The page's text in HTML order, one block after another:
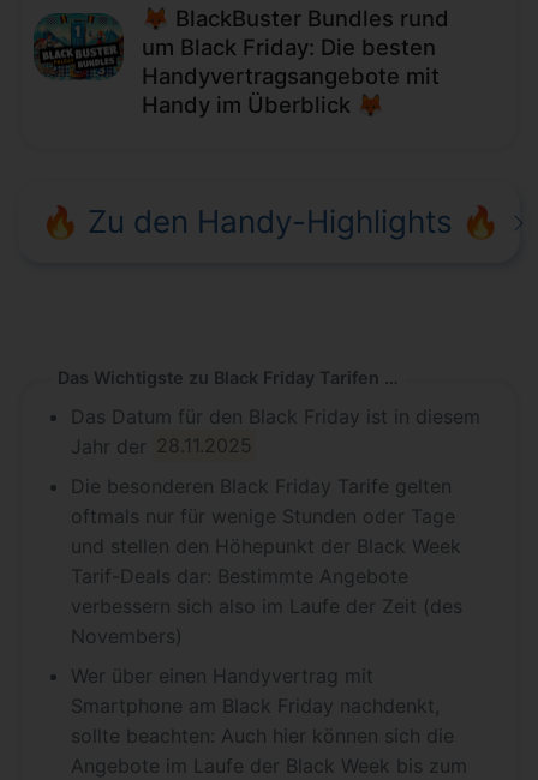
🦊 BlackBuster Bundles rund
um Black Friday: Die besten
Handyvertragsangebote mit
Handy im Überblick 🦊
🔥 Zu den Handy-Highlights 🔥
Das Wichtigste zu Black Friday Tarifen in Kürze
Das Datum für den Black Friday ist in diesem
Jahr der 28.11.2025
Die besonderen Black Friday Tarife gelten
oftmals nur für wenige Stunden oder Tage
und stellen den Höhepunkt der Black Week
Tarif-Deals dar: Bestimmte Angebote
verbessern sich also im Laufe der Zeit (des
Novembers)
Wer über einen Handyvertrag mit
Smartphone am Black Friday nachdenkt,
sollte beachten: Auch hier können sich die
Angebote im Laufe der Black Week bis zum